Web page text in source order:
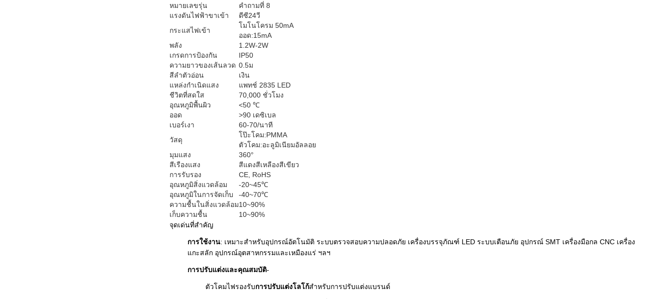
หมายเลขรุ่น
คำถามที่ 8
แรงดันไฟฟ้าขาเข้า
ดีซี24วี
กระแสไฟเข้า
โมโนโครม 50mA
ออด:15mA
พลัง
1.2W-2W
เกรดการป้องกัน
IP50
ความยาวของเส้นลวด 0.5ม
สีลำตัวอ่อน
เงิน
แหล่งกำเนิดแสง
แพทช์ 2835 LED
ชีวิตที่สดใส
70,000 ชั่วโมง
อุณหภูมิพื้นผิว
<50 ℃
ออด
>90 เดซิเบล
เบอร์เงา
60-70/นาที
วัสดุ
โป๊ะโคม:PMMA
ตัวโคม:อะลูมิเนียมอัลลอย
มุมแสง
360°
สีเรืองแสง
สีแดงสีเหลืองสีเขียว
การรับรอง
CE, RoHS
อุณหภูมิสิ่งแวดล้อม
-20~45℃
อุณหภูมิในการจัดเก็บ
-40~70℃
ความชื้นในสิ่งแวดล้อม10~90%
เก็บความชื้น
10~90%
จุดเด่นที่สำคัญ
การใช้งาน: เหมาะสำหรับอุปกรณ์อัตโนมัติ ระบบตรวจสอบความปลอดภัย เครื่องบรรจุภัณฑ์ LED ระบบเตือนภัย อุปกรณ์ SMT เครื่องมือกล CNC เครื่อง
แกะสลัก อุปกรณ์อุตสาหกรรมและเหมืองแร่ ฯลฯ
การปรับแต่งและคุณสมบัติ-
ตัวโคมไฟรองรับการปรับแต่งโลโก้สำหรับการปรับแต่งแบรนด์